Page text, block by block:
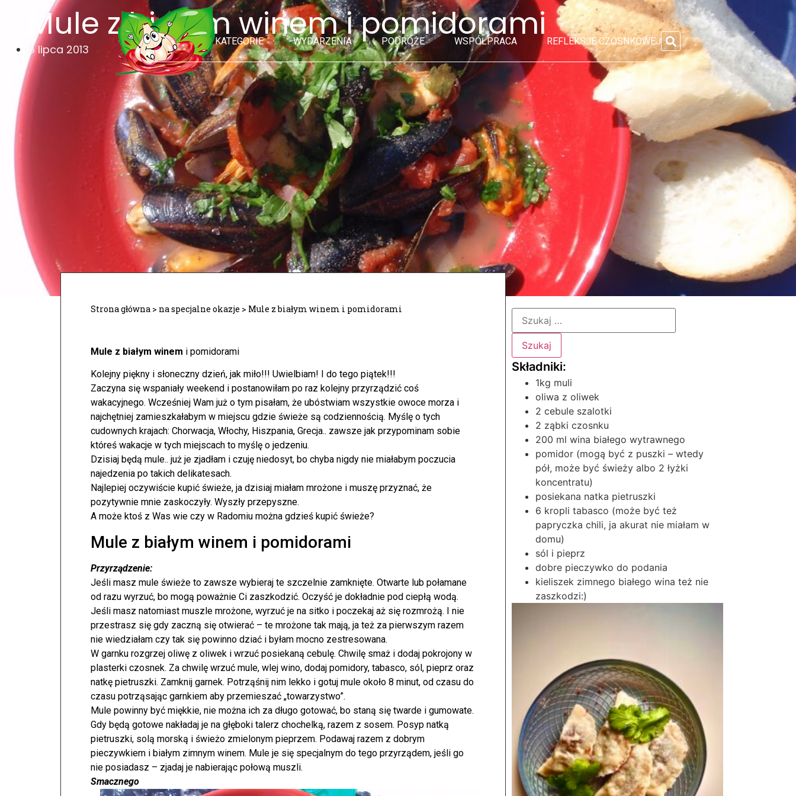
KATEGORIE WYDARZENIA PODRÓŻE WSPÓŁPRACA REFLEKSJE CZOSNKOWEJ
Mule z białym winem i pomidorami
5 lipca 2013
Strona główna > na specjalne okazje > Mule z białym winem i pomidorami
Mule z białym winem i pomidorami
Kolejny piękny i słoneczny dzień, jak miło!!! Uwielbiam! I do tego piątek!!!
Zaczyna się wspaniały weekend i postanowiłam po raz kolejny przyrządzić coś
wakacyjnego. Wcześniej Wam już o tym pisałam, że ubóstwiam wszystkie owoce morza i
najchętniej zamieszkałabym w miejscu gdzie świeże są codziennością. Myślę o tych
cudownych krajach: Chorwacja, Włochy, Hiszpania, Grecja.. zawsze jak przypominam sobie
któreś wakacje w tych miejscach to myślę o jedzeniu.
Dzisiaj będą mule.. już je zjadłam i czuję niedosyt, bo chyba nigdy nie miałabym poczucia
najedzenia po takich delikatesach.
Najlepiej oczywiście kupić świeże, ja dzisiaj miałam mrożone i muszę przyznać, że
pozytywnie mnie zaskoczyły. Wyszły przepyszne.
A może ktoś z Was wie czy w Radomiu można gdzieś kupić świeże?
Mule z białym winem i pomidorami
Przyrządzenie:
Jeśli masz mule świeże to zawsze wybieraj te szczelnie zamknięte. Otwarte lub połamane
od razu wyrzuć, bo mogą poważnie Ci zaszkodzić. Oczyść je dokładnie pod ciepłą wodą.
Jeśli masz natomiast muszle mrożone, wyrzuć je na sitko i poczekaj aż się rozmrożą. I nie
przestrasz się gdy zaczną się otwierać – te mrożone tak mają, ja też za pierwszym razem
nie wiedziałam czy tak się powinno dziać i byłam mocno zestresowana.
W garnku rozgrzej oliwę z oliwek i wrzuć posiekaną cebulę. Chwilę smaż i dodaj pokrojony w
plasterki czosnek. Za chwilę wrzuć mule, wlej wino, dodaj pomidory, tabasco, sól, pieprz oraz
natkę pietruszki. Zamknij garnek. Potrząśnij nim lekko i gotuj mule około 8 minut, od czasu do
czasu potrząsając garnkiem aby przemieszać „towarzystwo”.
Mule powinny być miękkie, nie można ich za długo gotować, bo staną się twarde i gumowate.
Gdy będą gotowe nakładaj je na głęboki talerz chochelką, razem z sosem. Posyp natką
pietruszki, solą morską i świeżo zmielonym pieprzem. Podawaj razem z dobrym
pieczywkiem i białym zimnym winem. Mule je się specjalnym do tego przyrządem, jeśli go
nie posiadasz – zjadaj je nabierając połową muszli.
Smacznego
1kg muli
oliwa z oliwek
2 cebule szalotki
2 ząbki czosnku
200 ml wina białego wytrawnego
pomidor (mogą być z puszki – wtedy
pół, może być świeży albo 2 łyżki
koncentratu)
posiekana natka pietruszki
6 kropli tabasco (może być też
papryczka chili, ja akurat nie miałam w
domu)
sól i pieprz
dobre pieczywko do podania
kieliszek zimnego białego wina też nie
zaszkodzi:)